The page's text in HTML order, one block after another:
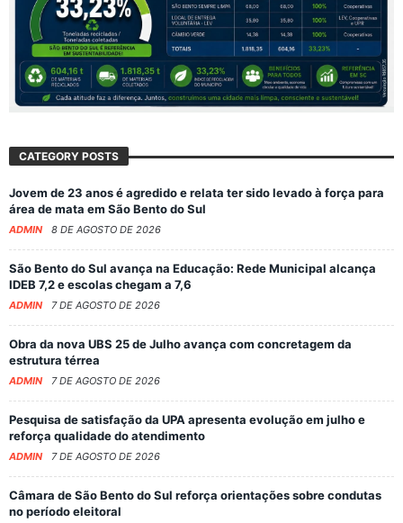
CATEGORY POSTS
Jovem de 23 anos é agredido e relata ter sido levado à força para
área de mata em São Bento do Sul
ADMIN 8 DE AGOSTO DE 2026
São Bento do Sul avança na Educação: Rede Municipal alcança
IDEB 7,2 e escolas chegam a 7,6
ADMIN 7 DE AGOSTO DE 2026
Obra da nova UBS 25 de Julho avança com concretagem da
estrutura térrea
ADMIN 7 DE AGOSTO DE 2026
Pesquisa de satisfação da UPA apresenta evolução em julho e
reforça qualidade do atendimento
ADMIN 7 DE AGOSTO DE 2026
Câmara de São Bento do Sul reforça orientações sobre condutas
no período eleitoral